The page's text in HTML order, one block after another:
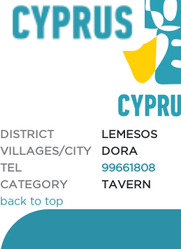
DISTRICT
LEMESOS
VILLAGES/CITY
DORA
TEL
99661808
CATEGORY
TAVERN
back to top